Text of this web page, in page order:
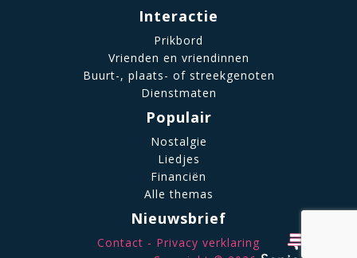
Interactie
Prikbord
Vrienden en vriendinnen
Buurt-, plaats- of streekgenoten
Dienstmaten
Populair
Nostalgie
Liedjes
Financiën
Alle themas
Nieuwsbrief
Contact
Privacy verklaring